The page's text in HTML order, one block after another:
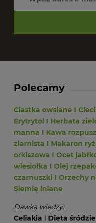
Polecamy
Ciastka owsiane I
Erytrytol I Herbata
manna I Kawa
ziarnista I Makaron
orkiszowa I Ocet
wiesiołka I Olej
czarnuszki I Orzechy
Siemię lniane
Dawka wiedzy:
Celiakia I Dieta